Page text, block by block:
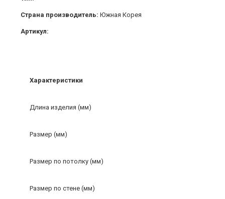
Страна производитель: Южная Корея
Артикул:
Характеристики
Длина изделия (мм)
Размер (мм)
Размер по потолку (мм)
Размер по стене (мм)